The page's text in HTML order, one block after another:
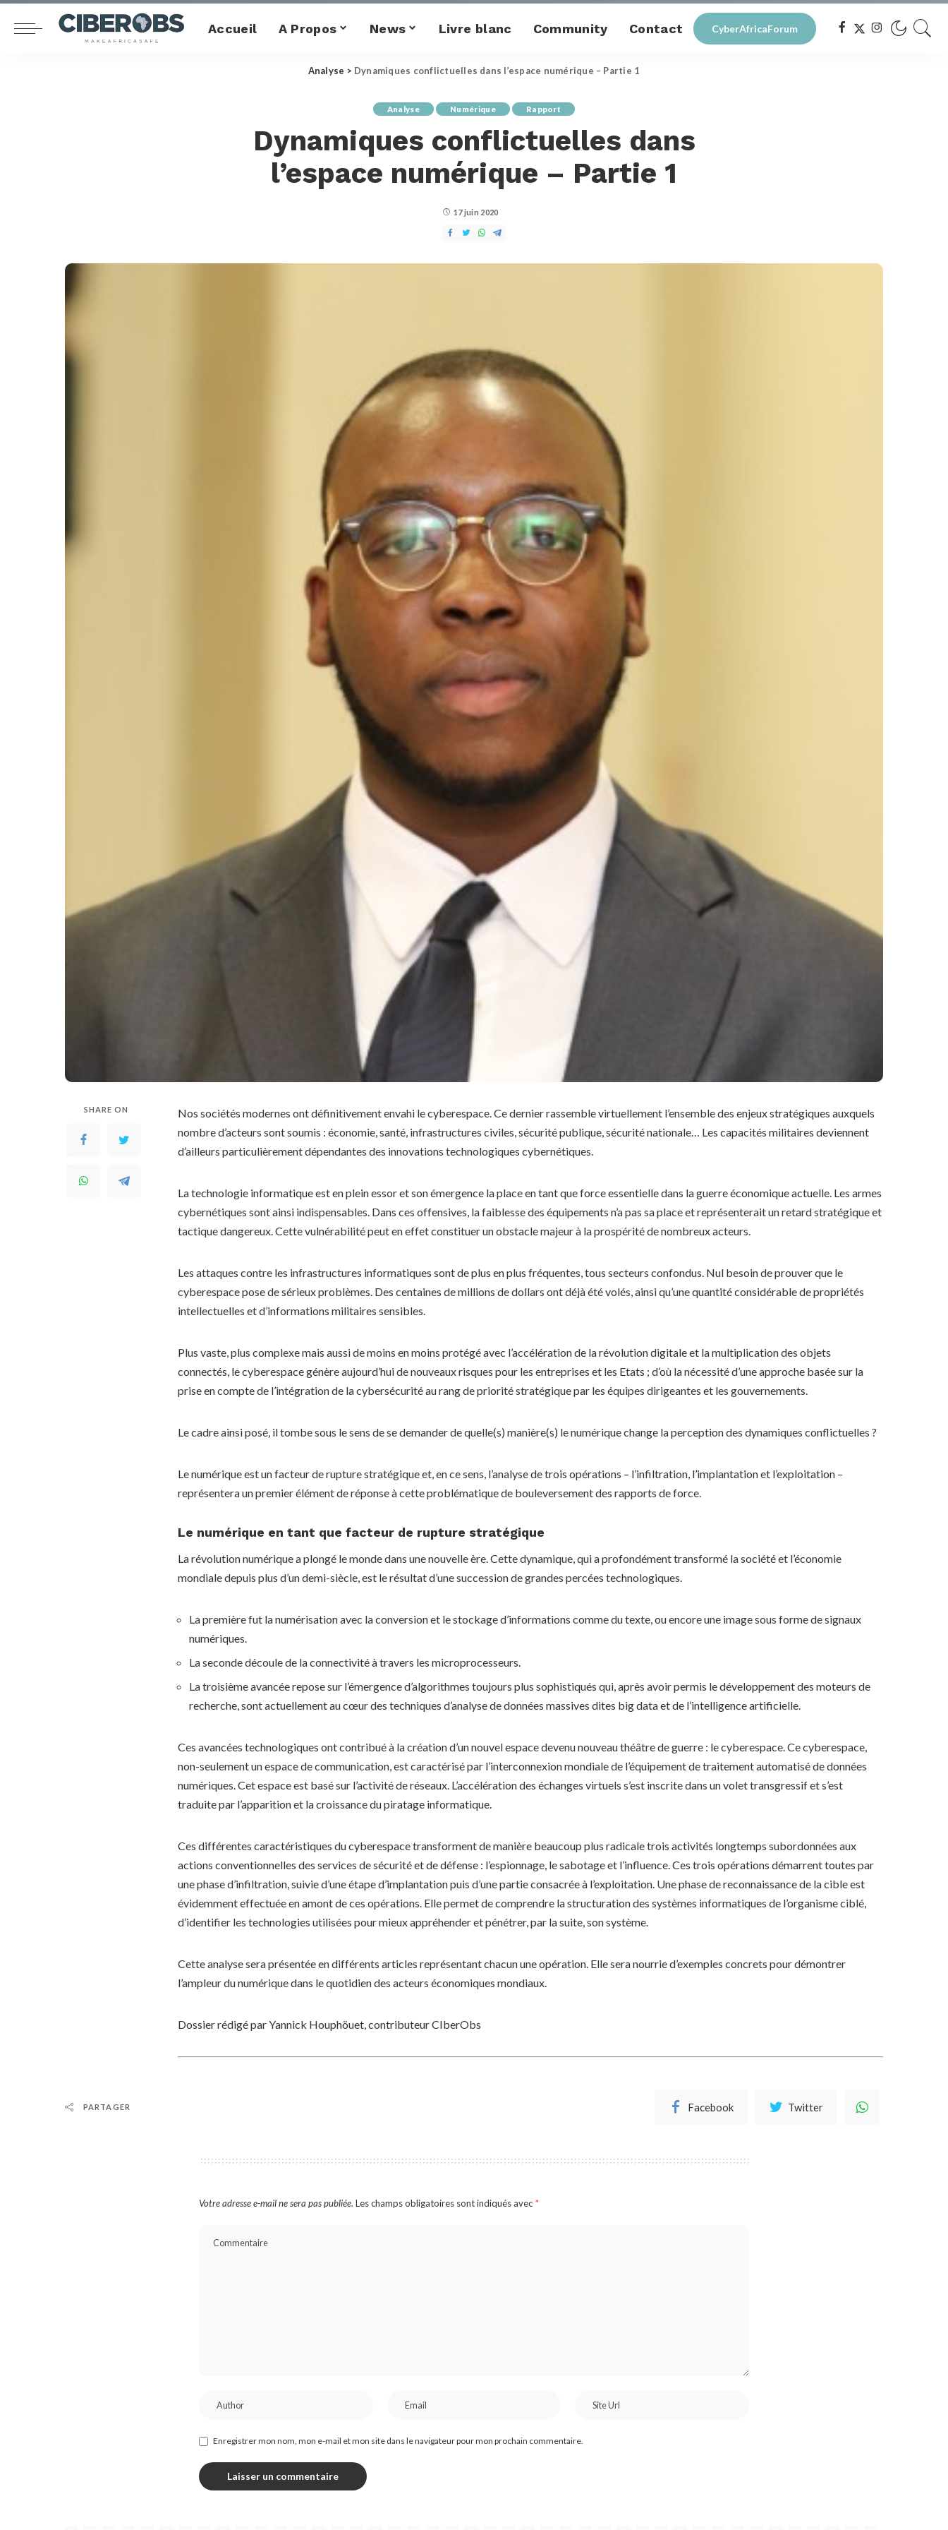
Accueil A Propos News Livre blanc Community Contact CyberAfricaForum
Analyse > Dynamiques conflictuelles dans l’espace numérique – Partie 1
Analyse Numérique Rapport
Dynamiques conflictuelles dans
l’espace numérique – Partie 1
17 juin 2020
SHARE ON
Nos sociétés modernes ont définitivement envahi le cyberespace. Ce dernier rassemble virtuellement l’ensemble des enjeux stratégiques auxquels
nombre d’acteurs sont soumis : économie, santé, infrastructures civiles, sécurité publique, sécurité nationale… Les capacités militaires deviennent
d’ailleurs particulièrement dépendantes des innovations technologiques cybernétiques.
La technologie informatique est en plein essor et son émergence la place en tant que force essentielle dans la guerre économique actuelle. Les armes
cybernétiques sont ainsi indispensables. Dans ces offensives, la faiblesse des équipements n’a pas sa place et représenterait un retard stratégique et
tactique dangereux. Cette vulnérabilité peut en effet constituer un obstacle majeur à la prospérité de nombreux acteurs.
Les attaques contre les infrastructures informatiques sont de plus en plus fréquentes, tous secteurs confondus. Nul besoin de prouver que le
cyberespace pose de sérieux problèmes. Des centaines de millions de dollars ont déjà été volés, ainsi qu’une quantité considérable de propriétés
intellectuelles et d’informations militaires sensibles.
Plus vaste, plus complexe mais aussi de moins en moins protégé avec l’accélération de la révolution digitale et la multiplication des objets
connectés, le cyberespace génère aujourd’hui de nouveaux risques pour les entreprises et les Etats ; d’où la nécessité d’une approche basée sur la
prise en compte de l’intégration de la cybersécurité au rang de priorité stratégique par les équipes dirigeantes et les gouvernements.
Le cadre ainsi posé, il tombe sous le sens de se demander de quelle(s) manière(s) le numérique change la perception des dynamiques conflictuelles ?
Le numérique est un facteur de rupture stratégique et, en ce sens, l’analyse de trois opérations – l’infiltration, l’implantation et l’exploitation –
représentera un premier élément de réponse à cette problématique de bouleversement des rapports de force.
Le numérique en tant que facteur de rupture stratégique
La révolution numérique a plongé le monde dans une nouvelle ère. Cette dynamique, qui a profondément transformé la société et l’économie
mondiale depuis plus d’un demi-siècle, est le résultat d’une succession de grandes percées technologiques.
La première fut la numérisation avec la conversion et le stockage d’informations comme du texte, ou encore une image sous forme de signaux
numériques.
La seconde découle de la connectivité à travers les microprocesseurs.
La troisième avancée repose sur l’émergence d’algorithmes toujours plus sophistiqués qui, après avoir permis le développement des moteurs de
recherche, sont actuellement au cœur des techniques d’analyse de données massives dites big data et de l’intelligence artificielle.
Ces avancées technologiques ont contribué à la création d’un nouvel espace devenu nouveau théâtre de guerre : le cyberespace. Ce cyberespace,
non-seulement un espace de communication, est caractérisé par l’interconnexion mondiale de l’équipement de traitement automatisé de données
numériques. Cet espace est basé sur l’activité de réseaux. L’accélération des échanges virtuels s’est inscrite dans un volet transgressif et s’est
traduite par l’apparition et la croissance du piratage informatique.
Ces différentes caractéristiques du cyberespace transforment de manière beaucoup plus radicale trois activités longtemps subordonnées aux
actions conventionnelles des services de sécurité et de défense : l’espionnage, le sabotage et l’influence. Ces trois opérations démarrent toutes par
une phase d’infiltration, suivie d’une étape d’implantation puis d’une partie consacrée à l’exploitation. Une phase de reconnaissance de la cible est
évidemment effectuée en amont de ces opérations. Elle permet de comprendre la structuration des systèmes informatiques de l’organisme ciblé,
d’identifier les technologies utilisées pour mieux appréhender et pénétrer, par la suite, son système.
Cette analyse sera présentée en différents articles représentant chacun une opération. Elle sera nourrie d’exemples concrets pour démontrer
l’ampleur du numérique dans le quotidien des acteurs économiques mondiaux.
Dossier rédigé par Yannick Houphöuet, contributeur CIberObs
PARTAGER Facebook Twitter
Votre adresse e-mail ne sera pas publiée. Les champs obligatoires sont indiqués avec *
Enregistrer mon nom, mon e-mail et mon site dans le navigateur pour mon prochain commentaire.